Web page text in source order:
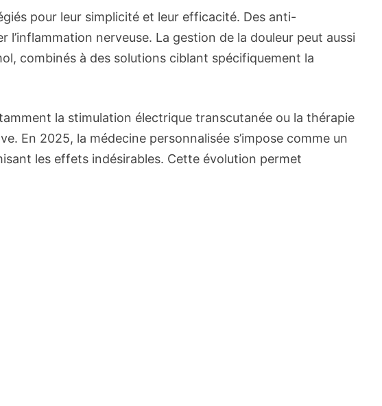
pour leur simplicité et leur efficacité. Des anti-
nerveuse. La gestion de la douleur peut aussi
combinés à des solutions ciblant spécifiquement la
la stimulation électrique transcutanée ou la thérapie
En 2025, la médecine personnalisée s’impose comme un
les effets indésirables. Cette évolution permet